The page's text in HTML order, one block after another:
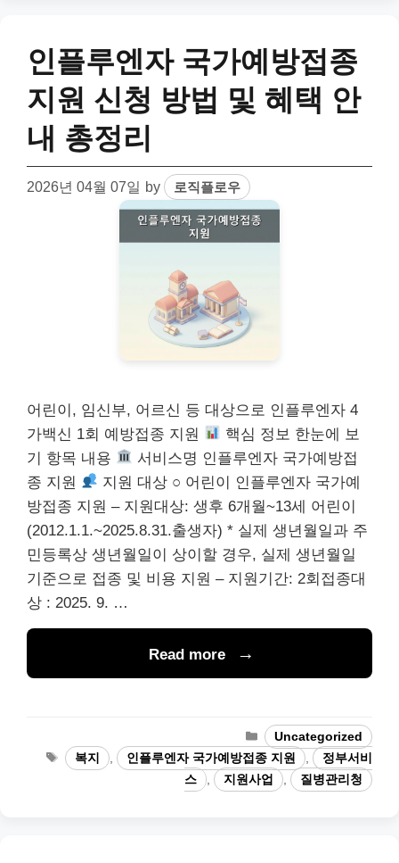
인플루엔자 국가예방접종
지원 신청 방법 및 혜택 안
내 총정리
2026년 04월 07일 by 로직플로우
어린이, 임신부, 어르신 등 대상으로 인플루엔자 4
가백신 1회 예방접종 지원
핵심 정보 한눈에 보
기 항목 내용
서비스명 인플루엔자 국가예방접
종 지원
지원 대상 ○ 어린이 인플루엔자 국가예
방접종 지원 – 지원대상: 생후 6개월~13세 어린이
(2012.1.1.~2025.8.31.출생자) * 실제 생년월일과 주
민등록상 생년월일이 상이할 경우, 실제 생년월일
기준으로 접종 및 비용 지원 – 지원기간: 2회접종대
상 : 2025. 9. …
Read more
Categories
Uncategorized
Tags
복지 인플루엔자 국가예방접종 지원
정부서비
스
지원사업 질병관리청